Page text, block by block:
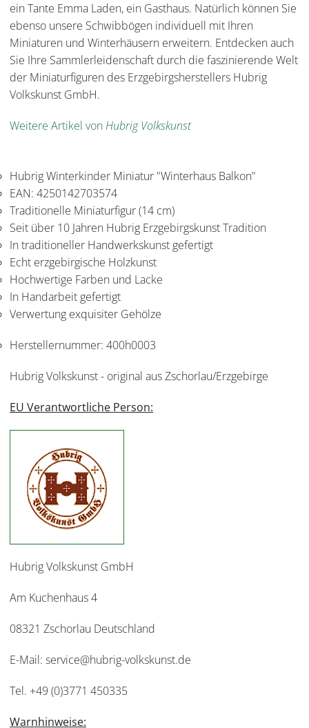
ein Tante Emma Laden, ein Gasthaus. Natürlich können Sie
ebenso unsere Schwibbögen individuell mit Ihren
Miniaturen und Winterhäusern erweitern. Entdecken auch
Sie Ihre Sammlerleidenschaft durch die faszinierende Welt
der Miniaturfiguren des Erzgebirgsherstellers Hubrig
Volkskunst GmbH.
Weitere Artikel vonHubrig Volkskunst
Hubrig Winterkinder Miniatur "Winterhaus Balkon"
EAN: 4250142703574
Traditionelle Miniaturfigur (14 cm)
Seit über 10 Jahren Hubrig Erzgebirgskunst Tradition
In traditioneller Handwerkskunst gefertigt
Echt erzgebirgische Holzkunst
Hochwertige Farben und Lacke
In Handarbeit gefertigt
Verwertung exquisiter Gehölze
Herstellernummer: 400h0003
Hubrig Volkskunst - original aus Zschorlau/Erzgebirge
EU Verantwortliche Person:
Hubrig Volkskunst GmbH
Am Kuchenhaus 4
08321 Zschorlau Deutschland
E-Mail: service@hubrig-volkskunst.de
Tel. +49 (0)3771 450335
Warnhinweise: